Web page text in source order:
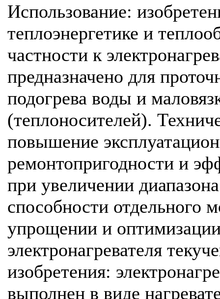
Использование:
теплоэнергетике и
частности к
предназначено для
подогрева воды и
(теплоносителей).
повышение
ремонтопригодности и
при увеличении
способности отдельного
упрощении и
электронагревателя
изобретения:
выполнен в виде